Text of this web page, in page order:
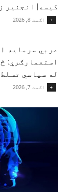
کیسه| انجنیر
+ اګست 8, 2026
عربي سرمایه
استعمارګري:
له سیاسي
+ اګست 7, 2026